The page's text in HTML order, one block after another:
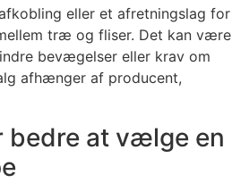
eller et afretningslag for
træ og fliser. Det kan være
bevægelser eller krav om
afhænger af producent,
bedre at vælge en